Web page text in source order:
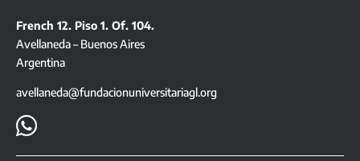
French 12. Piso 1. Of. 104.
Avellaneda – Buenos Aires
Argentina
avellaneda@fundacionuniversitariagl.org
